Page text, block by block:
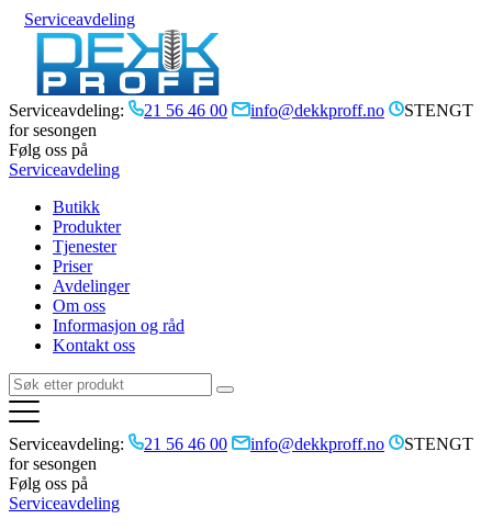
Serviceavdeling
Serviceavdeling: 21 56 46 00 info@dekkproff.no
STENGT
for sesongen
Følg oss på
Serviceavdeling
Butikk
Produkter
Tjenester
Priser
Avdelinger
Om oss
Informasjon og råd
Kontakt oss
Serviceavdeling: 21 56 46 00 info@dekkproff.no
STENGT
for sesongen
Følg oss på
Serviceavdeling